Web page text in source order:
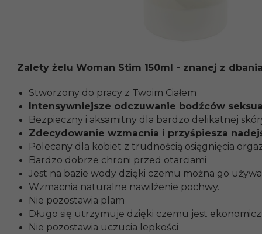
Zalety żelu Woman Stim 150ml - znanej z
Stworzony do pracy z Twoim Ciałem
Intensywniejsze odczuwanie bodźców
Bezpieczny i aksamitny dla bardzo delikatnej
Zdecydowanie wzmacnia i przyśpiesza
Polecany dla kobiet z trudnością osiągnięcia
Bardzo dobrze chroni przed otarciami
Jest na bazie wody dzięki czemu można go
Wzmacnia naturalne nawilżenie pochwy.
Nie pozostawia plam
Długo się utrzymuje dzięki czemu jest
Nie pozostawia uczucia lepkości